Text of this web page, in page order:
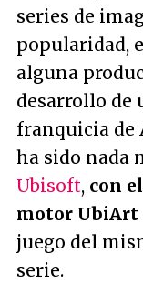
series de
popularidad,
alguna
desarrollo de
franquicia de
ha sido nada
Ubisoft, con
motor UbiArt
juego del
serie.